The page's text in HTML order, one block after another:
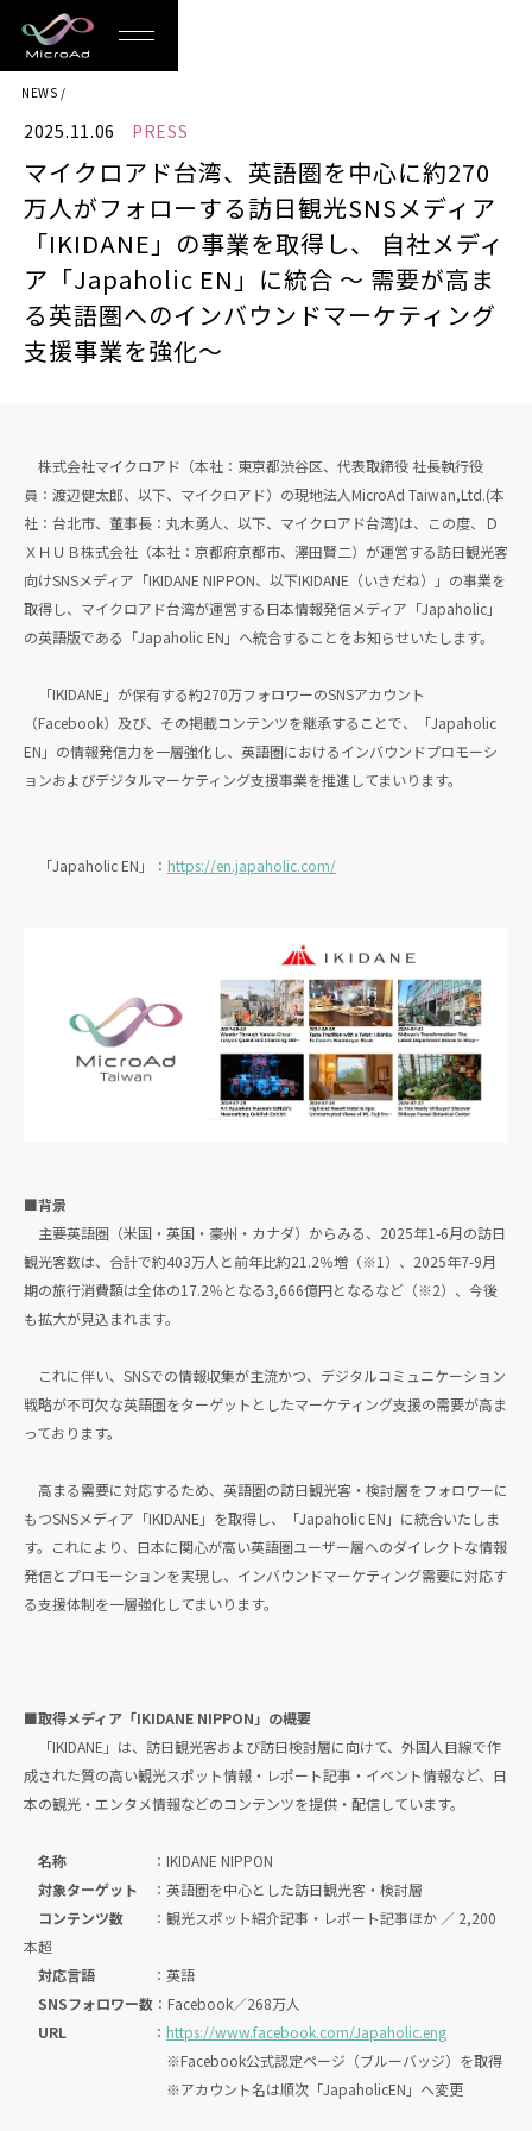
MicroAd
-
Redesigning
the
Future
Life
NEWS
2025.11.06 PRESS
マイクロアド台湾、英語圏を中心に約270
万人がフォローする訪日観光SNSメディア
「IKIDANE」の事業を取得し、 自社メディ
ア「Japaholic EN」に統合 〜 需要が高ま
る英語圏へのインバウンドマーケティング
支援事業を強化〜
株式会社マイクロアド（本社：東京都渋谷区、代表取締役 社長執行役
員：渡辺健太郎、以下、マイクロアド）の現地法人MicroAd Taiwan,Ltd.(本
社：台北市、董事長：丸木勇人、以下、マイクロアド台湾)は、この度、Ｄ
ＸＨＵＢ株式会社（本社：京都府京都市、澤田賢二）が運営する訪日観光客
向けSNSメディア「IKIDANE NIPPON、以下IKIDANE（いきだね）」の事業を
取得し、マイクロアド台湾が運営する日本情報発信メディア「Japaholic」
の英語版である「Japaholic EN」へ統合することをお知らせいたします。
「IKIDANE」が保有する約270万フォロワーのSNSアカウント
（Facebook）及び、その掲載コンテンツを継承することで、「Japaholic
EN」の情報発信力を一層強化し、英語圏におけるインバウンドプロモーシ
ョンおよびデジタルマーケティング支援事業を推進してまいります。
「Japaholic EN」： https://en.japaholic.com/
■背景
主要英語圏（米国・英国・豪州・カナダ）からみる、2025年1-6月の訪日
観光客数は、合計で約403万人と前年比約21.2％増（※1）、2025年7-9月
期の旅行消費額は全体の17.2％となる3,666億円となるなど（※2）、今後
も拡大が見込まれます。
これに伴い、SNSでの情報収集が主流かつ、デジタルコミュニケーション
戦略が不可欠な英語圏をターゲットとしたマーケティング支援の需要が高ま
っております。
高まる需要に対応するため、英語圏の訪日観光客・検討層をフォロワーに
もつSNSメディア「IKIDANE」を取得し、「Japaholic EN」に統合いたしま
す。これにより、日本に関心が高い英語圏ユーザー層へのダイレクトな情報
発信とプロモーションを実現し、インバウンドマーケティング需要に対応す
る支援体制を一層強化してまいります。
■取得メディア「IKIDANE NIPPON」の概要
「IKIDANE」は、訪日観光客および訪日検討層に向けて、外国人目線で作
成された質の高い観光スポット情報・レポート記事・イベント情報など、日
本の観光・エンタメ情報などのコンテンツを提供・配信しています。
名称 ：IKIDANE NIPPON
対象ターゲット ：英語圏を中心とした訪日観光客・検討層
コンテンツ数 ：観光スポット紹介記事・レポート記事ほか ／ 2,200
本超
対応言語 ：英語
SNSフォロワー数 ：Facebook／268万人
URL ： https://www.facebook.com/Japaholic.eng
※Facebook公式認定ページ（ブルーバッジ）を取得
※アカウント名は順次「JapaholicEN」へ変更